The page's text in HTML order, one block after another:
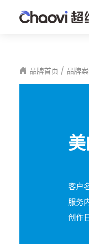
品牌首页 品牌
客户
服务
创作